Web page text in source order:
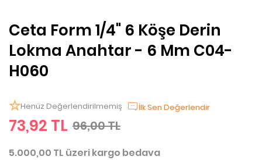
Ceta Form 1/4" 6 Köşe Derin
Lokma Anahtar - 6 Mm C04-
H060
Henüz Değerlendirilmemiş İlk Sen Değerlendir
73,92 TL 96,00 TL
5.000,00 TL üzeri kargo bedava